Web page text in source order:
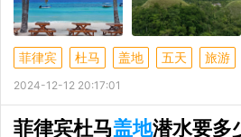
菲律宾 杜马 盖地 五天 旅游
2024-12-12 20:17:01
菲律宾杜马盖地潜水要多少